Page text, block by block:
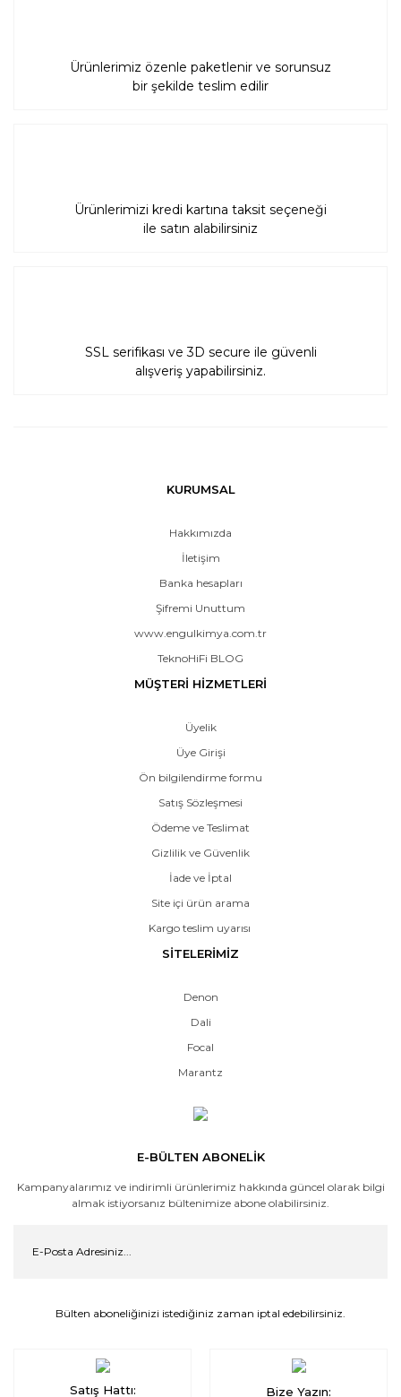
Ürünlerimiz özenle paketlenir ve sorunsuz
bir şekilde teslim edilir
Ürünlerimizi kredi kartına taksit seçeneği
ile satın alabilirsiniz
SSL serifikası ve 3D secure ile güvenli
alışveriş yapabilirsiniz.
KURUMSAL
Hakkımızda
İletişim
Banka hesapları
Şifremi Unuttum
www.engulkimya.com.tr
TeknoHiFi BLOG
MÜŞTERİ HİZMETLERİ
Üyelik
Üye Girişi
Ön bilgilendirme formu
Satış Sözleşmesi
Ödeme ve Teslimat
Gizlilik ve Güvenlik
İade ve İptal
Site içi ürün arama
Kargo teslim uyarısı
SİTELERİMİZ
Denon
Dali
Focal
Marantz
E-BÜLTEN ABONELİK
Kampanyalarımız ve indirimli ürünlerimiz hakkında güncel olarak bilgi
almak istiyorsanız bültenimize abone olabilirsiniz.
Bülten aboneliğinizi istediğiniz zaman iptal edebilirsiniz.
Satış Hattı: Bize Yazın: